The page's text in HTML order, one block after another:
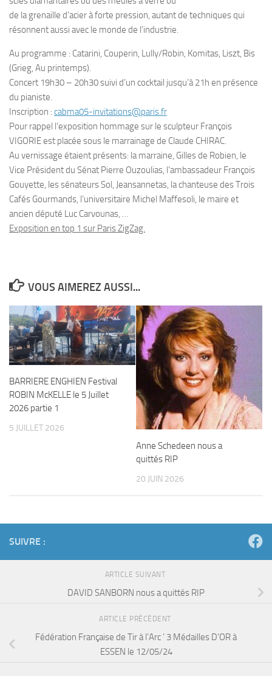
de la grenaille d’acier à forte pression, autant de techniques qui
résonnent aussi avec le monde de l’industrie.
Au programme : Catarini, Couperin, Lully/Robin, Komitas, Liszt, Bis
(Grieg, Au printemps).
Concert 19h30 – 20h30 suivi d’un cocktail jusqu’à 21h en présence
du pianiste.
Inscription : cabma05-invitations@paris.fr
Pour rappel l’exposition hommage sur le sculpteur François
VIGORIE est placée sous le marrainage de Claude CHIRAC.
Au vernissage étaient présents: la marraine, Gilles de Robien, le
Vice Président du Sénat Pierre Ouzoulias, l’ambassadeur François
Gouyette, les sénateurs Sol, Jeansannetas, la chanteuse des Trois
Cafés Gourmands, l’universitaire Michel Maffesoli, le maire et
ancien député Luc Carvounas, …
Exposition en top 1 sur Paris ZigZag.
VOUS AIMEREZ AUSSI...
BARRIERE ENGHIEN Festival
ROBIN McKELLE le 5 Juillet
2026 partie 1
5 JUILLET 2026
Anne Schedeen nous a
quittés RIP
20 JUIN 2026
SUIVRE :
ARTICLE SUIVANT
DAVID SANBORN nous a quittés RIP
ARTICLE PRÉCÉDENT
Fédération Française de Tir à l’Arc ’ 3 Médailles D’OR à
ESSEN le 12/05/24